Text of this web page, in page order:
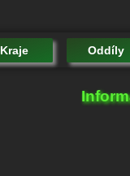
Kraje Oddíly